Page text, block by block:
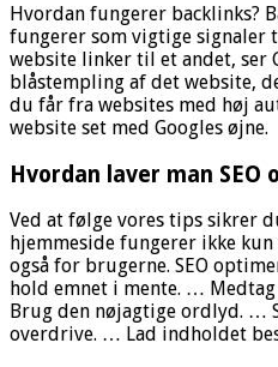
Hvordan fungerer backlinks?
fungerer som vigtige signaler
website linker til et andet, ser
blåstempling af det website,
du får fra websites med høj
website set med Googles øjne.
Hvordan laver man SEO
Ved at følge vores tips sikrer
hjemmeside fungerer ikke
også for brugerne. SEO
hold emnet i mente. …
Brug den nøjagtige ordlyd. …
overdrive. … Lad indholdet